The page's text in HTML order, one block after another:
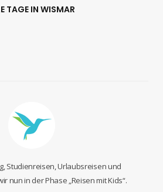
TAGE IN WISMAR
Studienreisen, Urlaubsreisen und
nun in der Phase „Reisen mit Kids“.